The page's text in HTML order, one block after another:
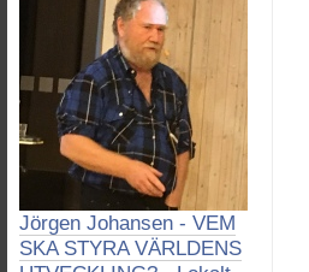
Jörgen Johansen - VEM
SKA STYRA VÄRLDENS